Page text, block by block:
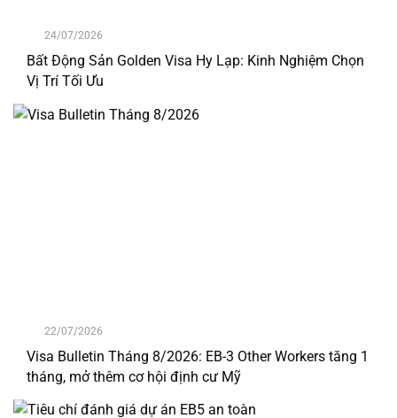
24/07/2026
Bất Động Sản Golden Visa Hy Lạp: Kinh Nghiệm Chọn
Vị Trí Tối Ưu
22/07/2026
Visa Bulletin Tháng 8/2026: EB-3 Other Workers tăng 1
tháng, mở thêm cơ hội định cư Mỹ